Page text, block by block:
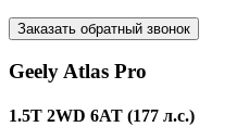
Заказать обратный звонок
Geely Atlas Pro
1.5T 2WD 6AT (177 л.с.)